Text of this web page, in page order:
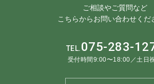
ご相談やご質問など
こちらからお問い合わせくだ
TEL. 075-283-
受付時間9:00〜18:00／土日